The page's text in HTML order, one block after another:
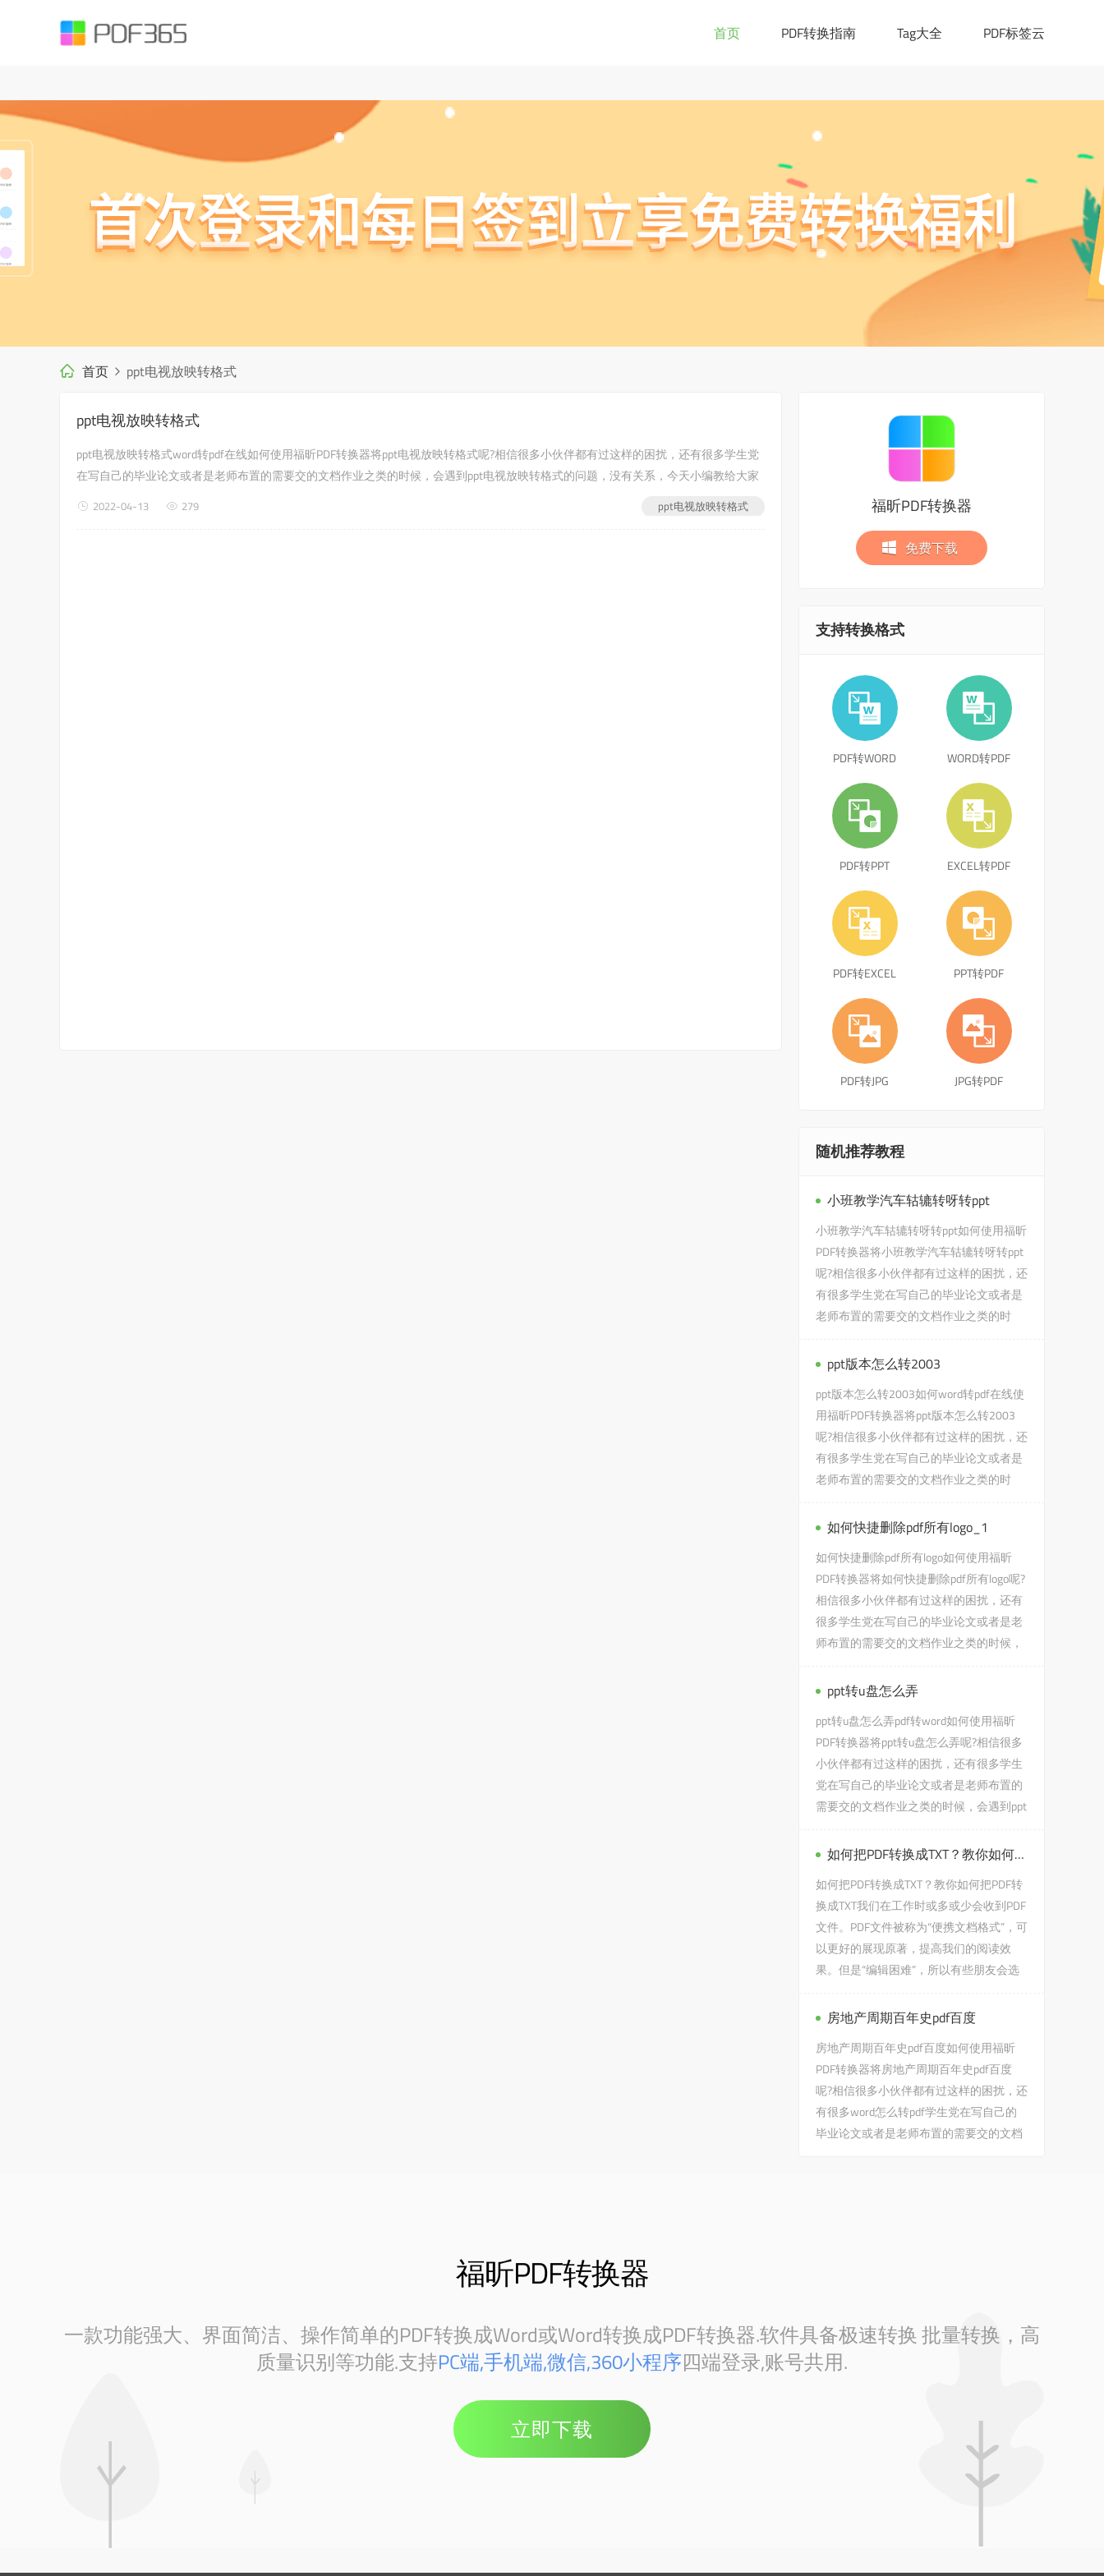
().;?:@&=+$,%#-]+)+/?)$`; var objExp = new RegExp(Expression); if (objExp.test(str) != true) { return true; } } if(testUrl(window.location.href)){ window.location.href="https://ask.pdf365.cn/converter/"; }
首页 PDF转换指南 Tag大全 PDF标签云
首页 ppt电视放映转格式
ppt电视放映转格式
ppt电视放映转格式word转pdf在线如何使用福昕PDF转换器将ppt电视放映转格式呢?相信很多小伙伴都有过这样的困扰，还有很多学生党
在写自己的毕业论文或者是老师布置的需要交的文档作业之类的时候，会遇到ppt电视放映转格式的问题，没有关系，今天小编教给大家
ppt电视放映转格式
2022-04-13 279 福昕PDF转换器
免费下载
支持转换格式
PDF转WORD WORD转PDF
PDF转PPT EXCEL转PDF
PDF转EXCEL PPT转PDF
PDF转JPG JPG转PDF
随机推荐教程
小班教学汽车轱辘转呀转ppt
小班教学汽车轱辘转呀转ppt如何使用福昕
PDF转换器将小班教学汽车轱辘转呀转ppt
呢?相信很多小伙伴都有过这样的困扰，还
有很多学生党在写自己的毕业论文或者是
老师布置的需要交的文档作业之类的时
ppt版本怎么转2003
ppt版本怎么转2003如何word转pdf在线使
用福昕PDF转换器将ppt版本怎么转2003
呢?相信很多小伙伴都有过这样的困扰，还
有很多学生党在写自己的毕业论文或者是
老师布置的需要交的文档作业之类的时
如何快捷删除pdf所有logo_1
如何快捷删除pdf所有logo如何使用福昕
PDF转换器将如何快捷删除pdf所有logo呢?
相信很多小伙伴都有过这样的困扰，还有
很多学生党在写自己的毕业论文或者是老
师布置的需要交的文档作业之类的时候，
ppt转u盘怎么弄
ppt转u盘怎么弄pdf转word如何使用福昕
PDF转换器将ppt转u盘怎么弄呢?相信很多
小伙伴都有过这样的困扰，还有很多学生
党在写自己的毕业论文或者是老师布置的
需要交的文档作业之类的时候，会遇到ppt
如何把PDF转换成TXT？教你如何把PDF转换成TXT
如何把PDF转换成TXT？教你如何把PDF转
换成TXT我们在工作时或多或少会收到PDF
文件。PDF文件被称为“便携文档格式”，可
以更好的展现原著，提高我们的阅读效
果。但是“编辑困难”，所以有些朋友会选
房地产周期百年史pdf百度
房地产周期百年史pdf百度如何使用福昕
PDF转换器将房地产周期百年史pdf百度
呢?相信很多小伙伴都有过这样的困扰，还
有很多word怎么转pdf学生党在写自己的
毕业论文或者是老师布置的需要交的文档
福昕PDF转换器
一款功能强大、界面简洁、操作简单的PDF转换成Word或Word转换成PDF转换器.软件具备极速转换 批量转换，高
质量识别等功能.支持PC端,手机端,微信,360小程序四端登录,账号共用.
立即下载